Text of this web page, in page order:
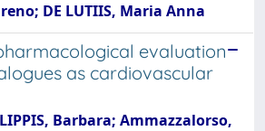
DE LUTIIS, Maria Anna
evaluation
as cardiovascular
Barbara; Ammazzalorso,